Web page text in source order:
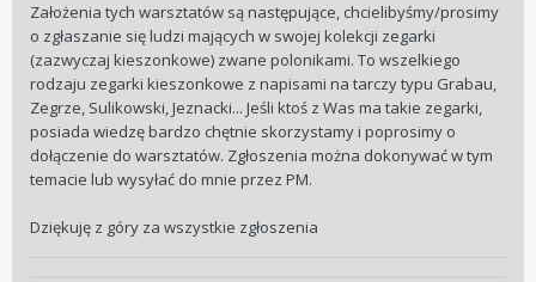
Założenia tych warsztatów są następujące, chcielibyśmy/prosimy
o zgłaszanie się ludzi mających w swojej kolekcji zegarki
(zazwyczaj kieszonkowe) zwane polonikami. To wszelkiego
rodzaju zegarki kieszonkowe z napisami na tarczy typu Grabau,
Zegrze, Sulikowski, Jeznacki... Jeśli ktoś z Was ma takie zegarki,
posiada wiedzę bardzo chętnie skorzystamy i poprosimy o
dołączenie do warsztatów. Zgłoszenia można dokonywać w tym
temacie lub wysyłać do mnie przez PM.
Dziękuję z góry za wszystkie zgłoszenia